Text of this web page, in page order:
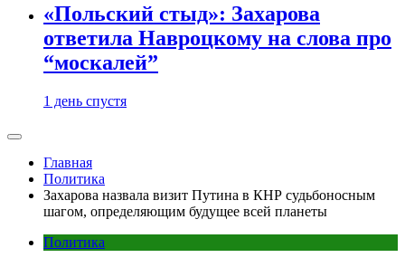
«Польский стыд»: Захарова
ответила Навроцкому на слова про
“москалей”
1 день спустя
Главная
Политика
Захарова назвала визит Путина в КНР судьбоносным
шагом, определяющим будущее всей планеты
Политика